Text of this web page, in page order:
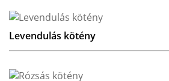
Levendulás kötény